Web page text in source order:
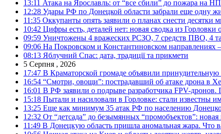
13:11 Атака на Ярославль: от “все сбили” до пожара на
12:28 Удары РФ по Донецкой области забрали еще одну
11:35 Оккупанты опять заявили о планах снести десятки
10:42 Цифры есть, деталей нет: новая сводка из Горловки
09:59 Уничтожены 4 вражеских РСЗО, 7 средств ПВО, 4
09:06 На Покровском и Константиновском направлениях
08:13 Яблучний Спас: дата, традиції та прикмети
5 Серпня , 2026
17:47 В Краматорской громаде объявили принудительную
16:54 “Смотри, овощи”: пострадавший об атаке дрона в
16:01 В РФ заявили о подрыве разработчика FPV-дронов.
15:18 Пытали и насиловали в Горловке: стали известны
13:25 Еще как минимум 35 атак РФ по населению
12:32 От “детсада” до безымянных “промобъектов”:
11:49 В Донецкую область пришла аномальная жара. Что